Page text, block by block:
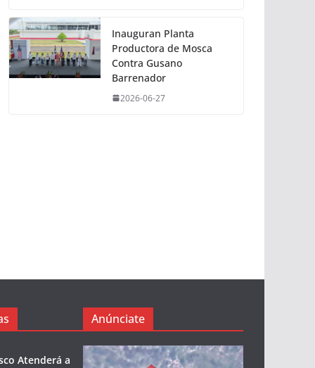
Inauguran Planta
Productora de Mosca
Contra Gusano
Barrenador
2026-06-27
Atenderá a
Anúnciate